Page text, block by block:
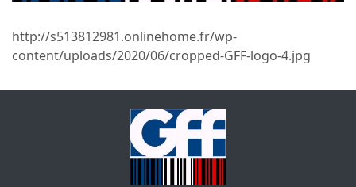
http://s513812981.onlinehome.fr/wp-
content/uploads/2020/06/cropped-GFF-logo-4.jpg